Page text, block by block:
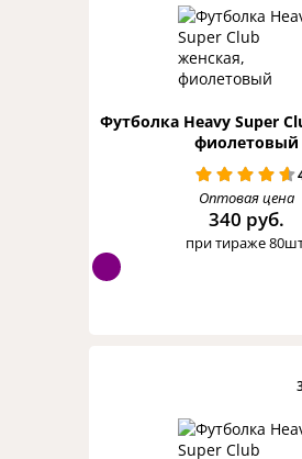
Футболка Heavy Super
фиолетовый
Оптовая цена
340 руб.
при тираже